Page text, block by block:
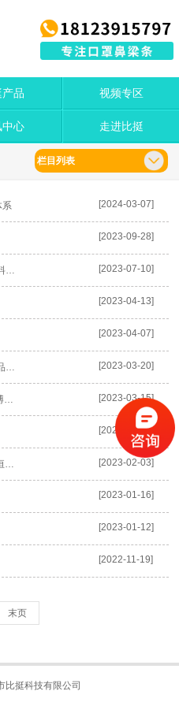
产品 视频专区
中心 走进比挺
栏目列表
[2024-03-07]
系
[2023-09-28]
[2023-07-10]
比挺参加2023年中国仙桃非织造材料产业发展大会暨展览交易会
[2023-04-13]
[2023-04-07]
[2023-03-20]
比挺参加2023山东劳动安全防护用品展览会
[2023-03-15]
第48届中国国际医疗器械（山东）博览会
[2023-03-01]
[2023-02-03]
比挺鼻梁条参展第十六届中国（长垣）国际医疗器械博览会
[2023-01-16]
[2023-01-12]
[2022-11-19]
末页
挺科技有限公司